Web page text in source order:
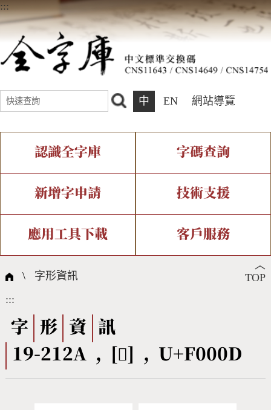
:::
中 EN 網站導覽
認識全字庫
全字庫介紹 全字庫現況
中文碼介紹 專有名詞介紹
國際字碼相關組織
字碼查詢
IDS查詢 部件查詢
複合查詢 注音查詢
筆畫查詢
筆順序查詢
CNS查詢 Unicode查詢
新增字申請
新字申請處理流程
技術支援
字形即時顯示 造字解決方案
全字庫授權 轉碼Web Service
應用工具下載
個人電腦造字處理工具
字形下載
客戶服務
問題集
熱門查詢統計
︿
TOP
\ 字形資訊
:::
字 形 資
訊
19-212A , [󰀍] , U+F000D